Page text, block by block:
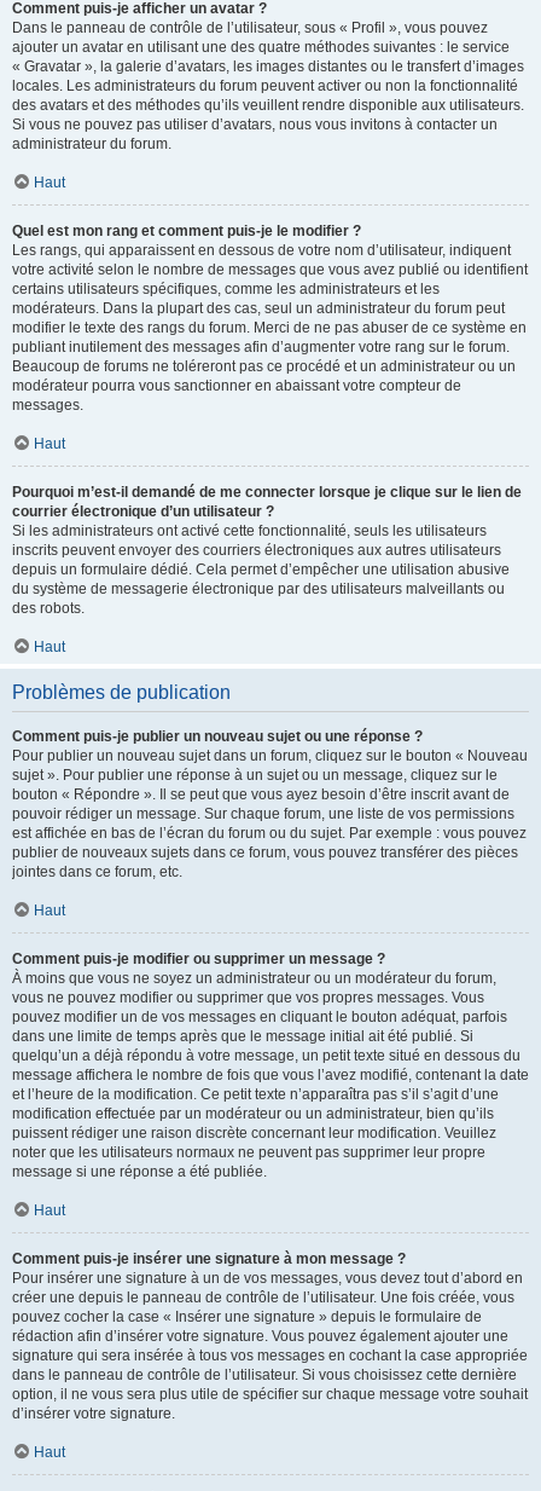
Comment puis-je afficher un avatar ?
Dans le panneau de contrôle de l’utilisateur, sous « Profil », vous pouvez
ajouter un avatar en utilisant une des quatre méthodes suivantes : le service
« Gravatar », la galerie d’avatars, les images distantes ou le transfert d’images
locales. Les administrateurs du forum peuvent activer ou non la fonctionnalité
des avatars et des méthodes qu’ils veuillent rendre disponible aux utilisateurs.
Si vous ne pouvez pas utiliser d’avatars, nous vous invitons à contacter un
administrateur du forum.
Haut
Quel est mon rang et comment puis-je le modifier ?
Les rangs, qui apparaissent en dessous de votre nom d’utilisateur, indiquent
votre activité selon le nombre de messages que vous avez publié ou identifient
certains utilisateurs spécifiques, comme les administrateurs et les
modérateurs. Dans la plupart des cas, seul un administrateur du forum peut
modifier le texte des rangs du forum. Merci de ne pas abuser de ce système en
publiant inutilement des messages afin d’augmenter votre rang sur le forum.
Beaucoup de forums ne toléreront pas ce procédé et un administrateur ou un
modérateur pourra vous sanctionner en abaissant votre compteur de
messages.
Haut
Pourquoi m’est-il demandé de me connecter lorsque je clique sur le lien de
courrier électronique d’un utilisateur ?
Si les administrateurs ont activé cette fonctionnalité, seuls les utilisateurs
inscrits peuvent envoyer des courriers électroniques aux autres utilisateurs
depuis un formulaire dédié. Cela permet d’empêcher une utilisation abusive
du système de messagerie électronique par des utilisateurs malveillants ou
des robots.
Haut
Problèmes de publication
Comment puis-je publier un nouveau sujet ou une réponse ?
Pour publier un nouveau sujet dans un forum, cliquez sur le bouton « Nouveau
sujet ». Pour publier une réponse à un sujet ou un message, cliquez sur le
bouton « Répondre ». Il se peut que vous ayez besoin d’être inscrit avant de
pouvoir rédiger un message. Sur chaque forum, une liste de vos permissions
est affichée en bas de l’écran du forum ou du sujet. Par exemple : vous pouvez
publier de nouveaux sujets dans ce forum, vous pouvez transférer des pièces
jointes dans ce forum, etc.
Haut
Comment puis-je modifier ou supprimer un message ?
À moins que vous ne soyez un administrateur ou un modérateur du forum,
vous ne pouvez modifier ou supprimer que vos propres messages. Vous
pouvez modifier un de vos messages en cliquant le bouton adéquat, parfois
dans une limite de temps après que le message initial ait été publié. Si
quelqu’un a déjà répondu à votre message, un petit texte situé en dessous du
message affichera le nombre de fois que vous l’avez modifié, contenant la date
et l’heure de la modification. Ce petit texte n’apparaîtra pas s’il s’agit d’une
modification effectuée par un modérateur ou un administrateur, bien qu’ils
puissent rédiger une raison discrète concernant leur modification. Veuillez
noter que les utilisateurs normaux ne peuvent pas supprimer leur propre
message si une réponse a été publiée.
Haut
Comment puis-je insérer une signature à mon message ?
Pour insérer une signature à un de vos messages, vous devez tout d’abord en
créer une depuis le panneau de contrôle de l’utilisateur. Une fois créée, vous
pouvez cocher la case « Insérer une signature » depuis le formulaire de
rédaction afin d’insérer votre signature. Vous pouvez également ajouter une
signature qui sera insérée à tous vos messages en cochant la case appropriée
dans le panneau de contrôle de l’utilisateur. Si vous choisissez cette dernière
option, il ne vous sera plus utile de spécifier sur chaque message votre souhait
d’insérer votre signature.
Haut